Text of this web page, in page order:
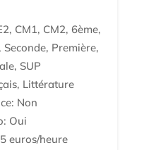
CM1, CM2, 6ème,
Seconde, Première,
SUP
Littérature
Non
Oui
euros/heure